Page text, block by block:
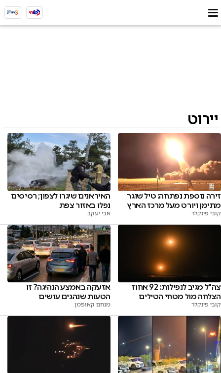
יירוט
זירה נוספת נפתחה: טיל שוגר
מתימן ויורט מעל מרכז הארץ
קובי פינקלר
האיראנים שיגרו לצפון; רסיסים
נפלו באזור צפת
אבי יעקב
צה"ל מגיב לנפילות: 92 אחוז
הצלחה מול מטחי הטילים
קובי פינקלר
אזעקה באמצע הנהיגה? זו
הטעות שנהגים עושים
מנחם קאופמן